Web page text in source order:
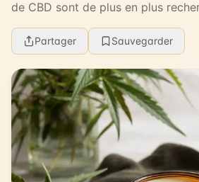
de CBD sont de plus en plus
disponibles sous différentes
Partager Sauvegarder